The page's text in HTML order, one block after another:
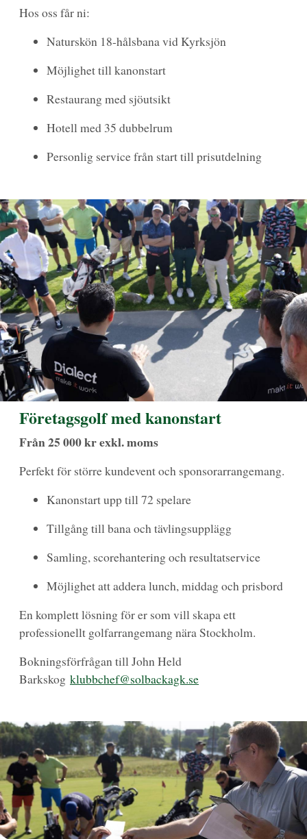
Hos oss får ni:
Naturskön 18-hålsbana vid Kyrksjön
Möjlighet till kanonstart
Restaurang med sjöutsikt
Hotell med 35 dubbelrum
Personlig service från start till prisutdelning
Företagsgolf med kanonstart
Från 25 000 kr exkl. moms
Perfekt för större kundevent och sponsorarrangemang.
Kanonstart upp till 72 spelare
Tillgång till bana och tävlingsupplägg
Samling, scorehantering och resultatservice
Möjlighet att addera lunch, middag och prisbord
En komplett lösning för er som vill skapa ett
professionellt golfarrangemang nära Stockholm.
Bokningsförfrågan till John Held
Barkskogklubbchef@solbackagk.se